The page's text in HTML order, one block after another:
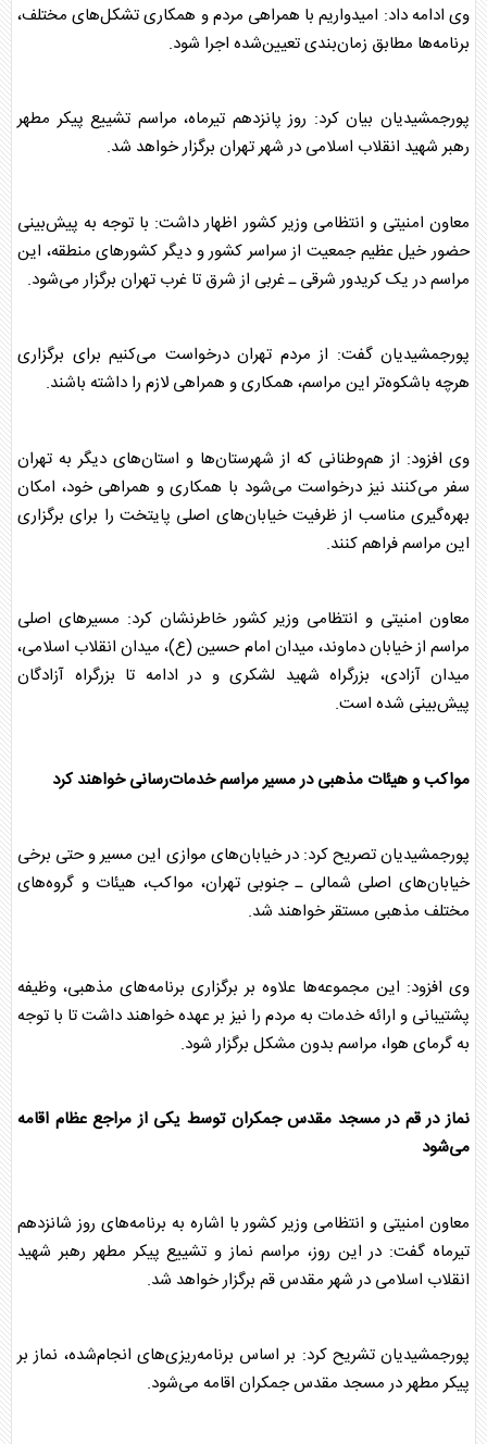
وی ادامه داد: امیدواریم با همراهی مردم و همکاری تشکل‌های مختلف،
برنامه‌ها مطابق زمان‌بندی تعیین‌شده اجرا شود.
پورجمشیدیان بیان کرد: روز پانزدهم تیرماه، مراسم تشییع پیکر مطهر
رهبر شهید انقلاب اسلامی در شهر تهران برگزار خواهد شد.
معاون امنیتی و انتظامی وزیر کشور اظهار داشت: با توجه به پیش‌بینی
حضور خیل عظیم جمعیت از سراسر کشور و دیگر کشورهای منطقه، این
مراسم در یک کریدور شرقی ـ غربی از شرق تا غرب تهران برگزار می‌شود.
پورجمشیدیان گفت: از مردم تهران درخواست می‌کنیم برای برگزاری
هرچه باشکوه‌تر این مراسم، همکاری و همراهی لازم را داشته باشند.
وی افزود: از هم‌وطنانی که از شهرستان‌ها و استان‌های دیگر به تهران
سفر می‌کنند نیز درخواست می‌شود با همکاری و همراهی خود، امکان
بهره‌گیری مناسب از ظرفیت خیابان‌های اصلی پایتخت را برای برگزاری
این مراسم فراهم کنند.
معاون امنیتی و انتظامی وزیر کشور خاطرنشان کرد: مسیرهای اصلی
مراسم از خیابان دماوند، میدان امام حسین (ع)، میدان انقلاب اسلامی،
میدان آزادی، بزرگراه شهید لشکری و در ادامه تا بزرگراه آزادگان
پیش‌بینی شده است.
مواکب و هیئات مذهبی در مسیر مراسم خدمات‌رسانی خواهند کرد
پورجمشیدیان تصریح کرد: در خیابان‌های موازی این مسیر و حتی برخی
خیابان‌های اصلی شمالی ـ جنوبی تهران، مواکب، هیئات و گروه‌های
مختلف مذهبی مستقر خواهند شد.
وی افزود: این مجموعه‌ها علاوه بر برگزاری برنامه‌های مذهبی، وظیفه
پشتیبانی و ارائه خدمات به مردم را نیز بر عهده خواهند داشت تا با توجه
به گرمای هوا، مراسم بدون مشکل برگزار شود.
نماز در قم در مسجد مقدس جمکران توسط یکی از مراجع عظام اقامه
می‌شود
معاون امنیتی و انتظامی وزیر کشور با اشاره به برنامه‌های روز شانزدهم
تیرماه گفت: در این روز، مراسم نماز و تشییع پیکر مطهر رهبر شهید
انقلاب اسلامی در شهر مقدس قم برگزار خواهد شد.
پورجمشیدیان تشریح کرد: بر اساس برنامه‌ریزی‌های انجام‌شده، نماز بر
پیکر مطهر در مسجد مقدس جمکران اقامه می‌شود.